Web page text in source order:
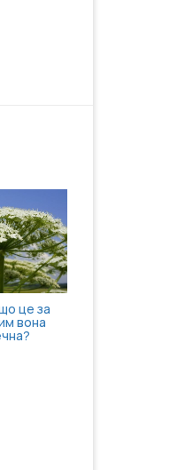
це за
вона